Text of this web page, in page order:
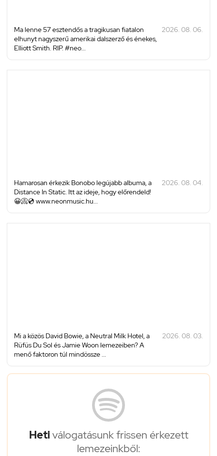
Ma lenne 57 esztendős a tragikusan fiatalon
elhunyt nagyszerű amerikai dalszerző és énekes,
Elliott Smith. RIP. #neo...
2026. 08. 06.
Hamarosan érkezik Bonobo legújabb albuma, a
Distance In Static. Itt az ideje, hogy előrendeld!
😀📀💿 www.neonmusic.hu...
2026. 08. 04.
Mi a közös David Bowie, a Neutral Milk Hotel, a
Rüfüs Du Sol és Jamie Woon lemezeiben? A
menő faktoron túl mindössze ...
2026. 08. 03.
Hetiválogatásunk frissen érkezett
lemezeinkből: